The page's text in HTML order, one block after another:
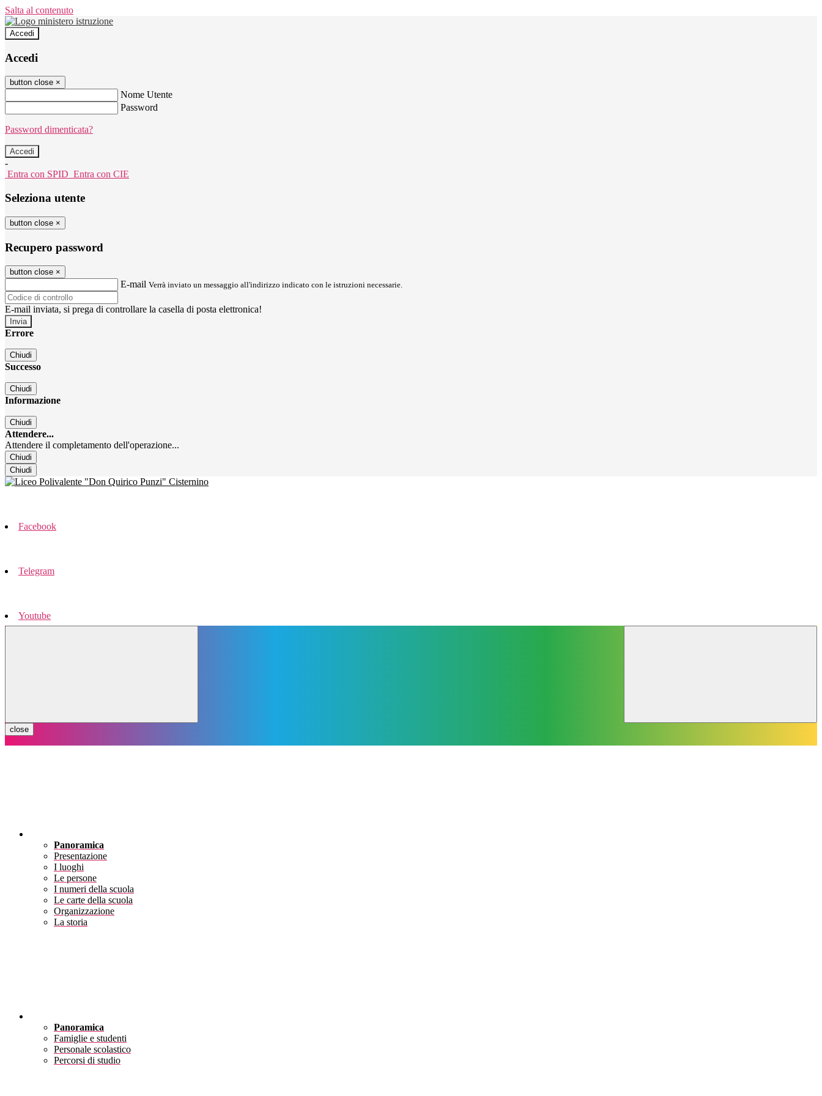
Salta al contenuto
Accedi
Accedi
button close ×
Nome Utente
Password
Password dimenticata?
-
Entra con SPID Entra con CIE
Seleziona utente
button close ×
Recupero password
button close ×
E-mail Verrà inviato un messaggio all'indirizzo indicato con le istruzioni necessarie.
E-mail inviata, si prega di controllare la casella di posta elettronica!
Errore
Chiudi
Successo
Chiudi
Informazione
Chiudi
Attendere...
Attendere il completamento dell'operazione...
Chiudi
Chiudi
Facebook
Telegram
Youtube
close
Panoramica
Presentazione
I luoghi
Le persone
I numeri della scuola
Le carte della scuola
Organizzazione
La storia
Panoramica
Famiglie e studenti
Personale scolastico
Percorsi di studio